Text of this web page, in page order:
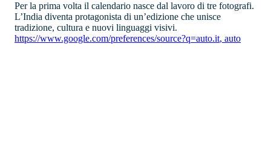
Per la prima volta il calendario nasce dal lavoro di tre fotografi.
L’India diventa protagonista di un’edizione che unisce
tradizione, cultura e nuovi linguaggi visivi.
https://www.google.com/preferences/source?q=auto.it, auto